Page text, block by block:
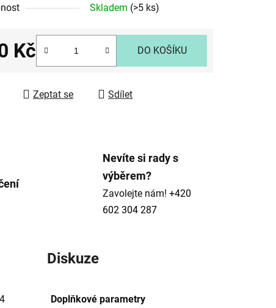
Skladem (>5 ks)
Kč DO KOŠÍKU
Zeptat se Sdílet
Nevíte si rady s
výběrem?
Zavolejte nám! +420
602 304 287
Diskuze
Doplňkové parametry